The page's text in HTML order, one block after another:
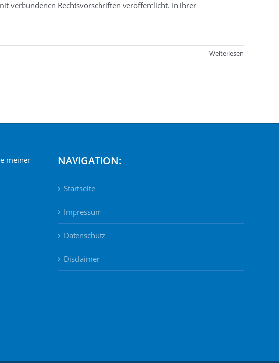
verbundenen Rechtsvorschriften veröffentlicht. In ihrer
Weiterlesen
meiner
NAVIGATION:
Startseite
Impressum
Datenschutz
Disclaimer